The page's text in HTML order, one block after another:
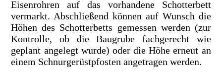
Eisenrohren auf das vorhandene Schotterbett
vermarkt. Abschließend können auf Wunsch die
Höhen des Schotterbetts gemessen werden (zur
Kontrolle, ob die Baugrube fachgerecht wie
geplant angelegt wurde) oder die Höhe erneut an
einem Schnurgerüstpfosten angetragen werden.